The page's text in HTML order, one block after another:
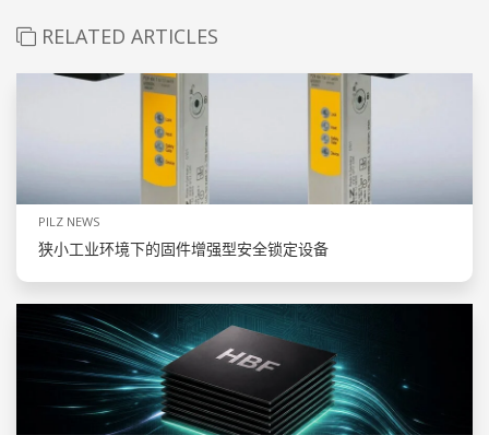
RELATED ARTICLES
PILZ NEWS
狭小工业环境下的固件增强型安全锁定设备